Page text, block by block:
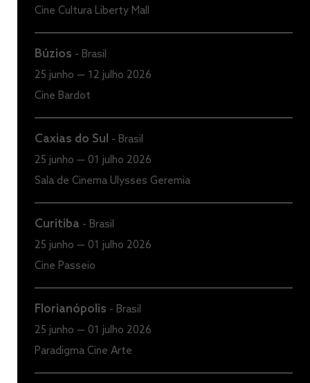
Cine Cultura Liberty Mall
Búzios - Brasil
25 junho — 12 julho 2026
Cine Bardot
Caxias do Sul - Brasil
25 junho — 01 julho 2026
Sala de Cinema Ulysses Geremia
Curitiba - Brasil
25 junho — 01 julho 2026
Cine Passeio
Florianópolis - Brasil
25 junho — 01 julho 2026
Paradigma Cine Arte